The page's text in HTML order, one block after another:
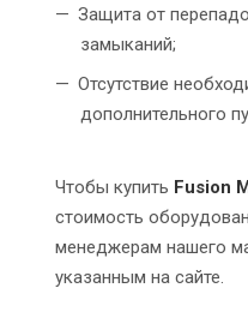
Защита от
замыканий;
Отсутствие
дополнительного
Чтобы купить Fusion
стоимость
менеджерам нашего
указанным на сайте.